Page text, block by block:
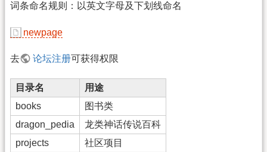
词条命名规则：以英文字母及下划线命名
newpage
去 论坛注册可获得权限
目录名
用途
books
图书类
dragon_pedia
龙类神话传说百科
projects
社区项目